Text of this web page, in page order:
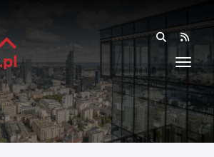
RSS
WIEDZA
ANALIZY I RAPORTY
BADANIA I DANE